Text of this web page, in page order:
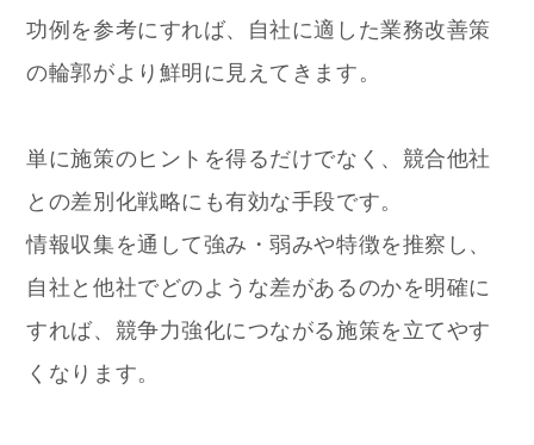
功例を参考にすれば、自社に適した業務改善策
の輪郭がより鮮明に見えてきます。
単に施策のヒントを得るだけでなく、競合他社
との差別化戦略にも有効な手段です。
情報収集を通して強み・弱みや特徴を推察し、
自社と他社でどのような差があるのかを明確に
すれば、競争力強化につながる施策を立てやす
くなります。